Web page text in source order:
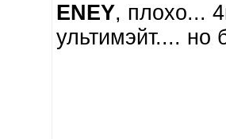
ENEY, плохо...
ультимэйт.... но